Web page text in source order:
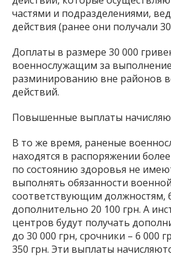
частями и подразделениями,
действия (ранее они получали
Доплаты в размере 30 000
военнослужащим за
разминированию вне районов
действий.
Повышенные выплаты
В то же время, раненые
находятся в распоряжении
по состоянию здоровья не
выполнять обязанности
соответствующим должностям,
дополнительно 20 100 грн. А
центров будут получать
до 30 000 грн, срочники – 6 000
350 грн. Эти выплаты